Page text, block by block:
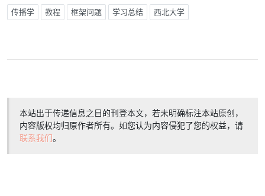
传播学 教程 框架问题 学习总结 西北大学
本站出于传递信息之目的刊登本文，若未明确标注本站原创，
内容版权均归原作者所有。如您认为内容侵犯了您的权益，请
联系我们。